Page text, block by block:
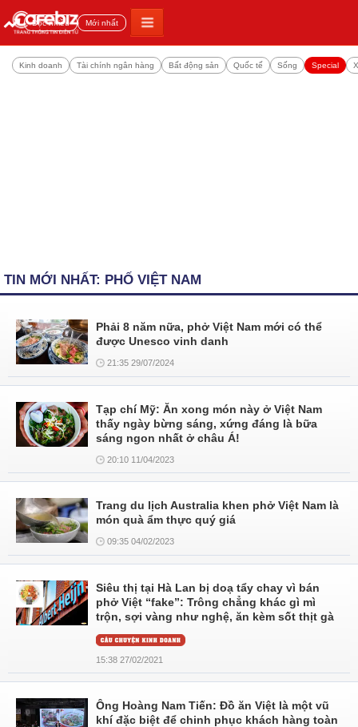
Đọc nhiều Mới nhất
Kinh doanh Tài chính ngân hàng Bất động sản Quốc tế Sống Special
TIN MỚI NHẤT: PHỐ VIỆT NAM
Phải 8 năm nữa, phở Việt Nam mới có thể
được Unesco vinh danh
21:35 29/07/2024
Tạp chí Mỹ: Ăn xong món này ở Việt Nam
thấy ngày bừng sáng, xứng đáng là bữa
sáng ngon nhất ở châu Á!
20:10 11/04/2023
Trang du lịch Australia khen phở Việt Nam là
món quà ẩm thực quý giá
09:35 04/02/2023
Siêu thị tại Hà Lan bị doạ tẩy chay vì bán
phở Việt “fake”: Trông chẳng khác gì mì
trộn, sợi vàng như nghệ, ăn kèm sốt thịt gà
15:38 27/02/2021
Ông Hoàng Nam Tiến: Đồ ăn Việt là một vũ
khí đặc biệt để chinh phục khách hàng toàn